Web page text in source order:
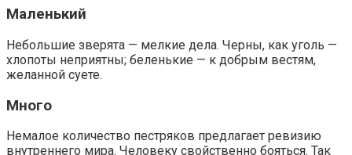
Маленький
Небольшие зверята — мелкие дела. Черны, как уголь —
хлопоты неприятны; беленькие — к добрым вестям,
желанной суете.
Много
Немалое количество пестряков предлагает ревизию
внутреннего мира. Человеку свойственно бояться. Так